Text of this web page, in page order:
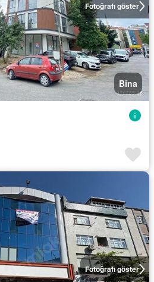
Fotoğrafı göster
Bina
Fotoğrafı göster